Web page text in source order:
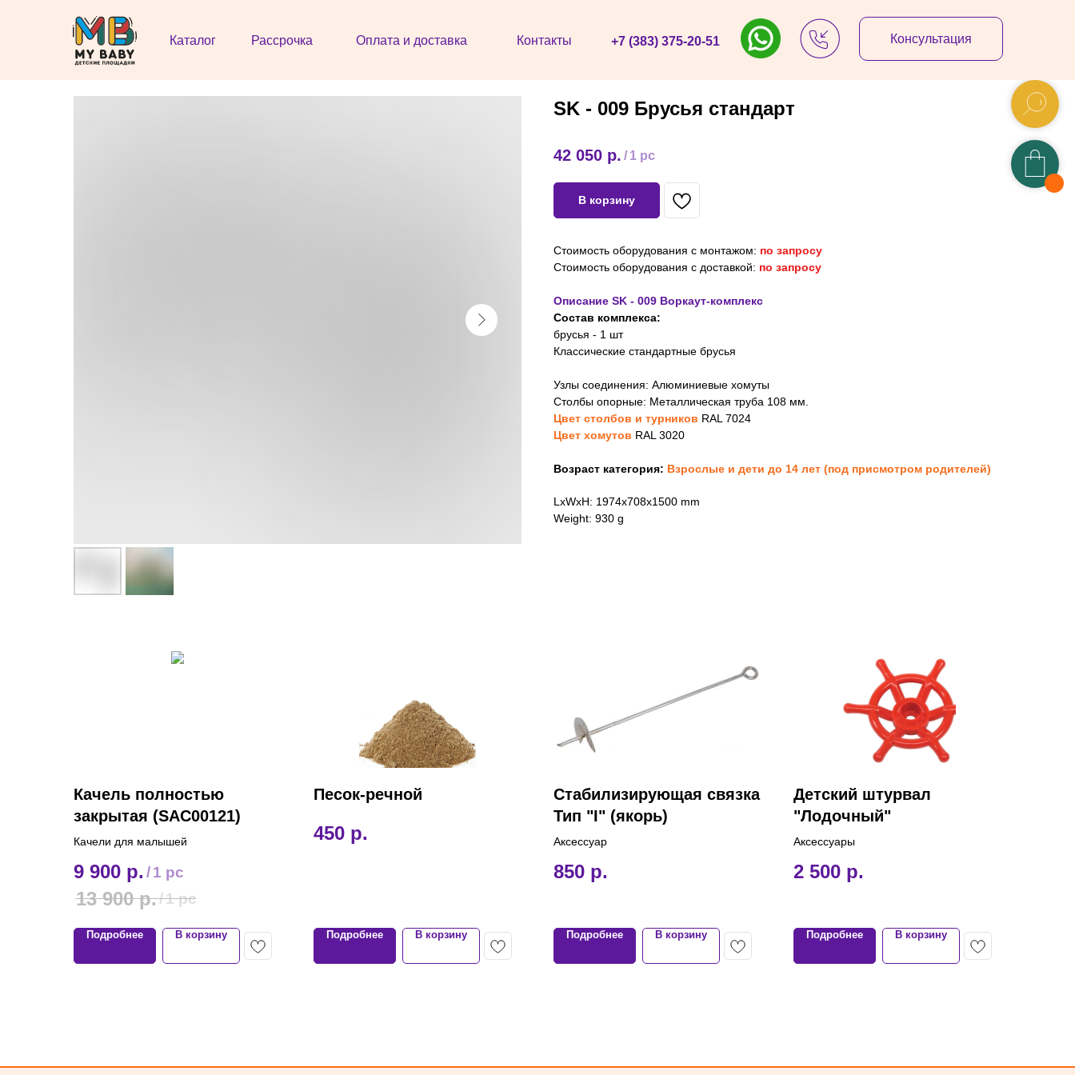
Консультация
Каталог Рассрочка Оплата и доставка Контакты +7 (383) 375-20-51
SK - 009 Брусья стандарт
42 050 р. / 1 pc
В корзину
Стоимость оборудования с монтажом: по запросу
Стоимость оборудования с доставкой: по запросу
Описание SK - 009 Воркаут-комплекс
Состав комплекса:
брусья - 1 шт
Классические стандартные брусья
Узлы соединения: Алюминиевые хомуты
Столбы опорные: Металлическая труба 108 мм.
Цвет столбов и турников RAL 7024
Цвет хомутов RAL 3020
Возраст категория: Взрослые и дети до 14 лет (под присмотром родителей)
LxWxH: 1974x708x1500 mm
Weight: 930 g
Качель полностью
закрытая (SAC00121)
Качели для малышей
9 900 р. /1 pc
13 900 р./1 pc
Подробнее В корзину
Песок-речной
450 р.
Подробнее В корзину
Стабилизирующая связка
Тип "I" (якорь)
Аксессуар
850 р.
Подробнее В корзину
Детский штурвал
"Лодочный"
Аксессуары
2 500 р.
Подробнее В корзину